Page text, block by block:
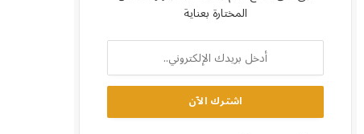
المختارة بعناية